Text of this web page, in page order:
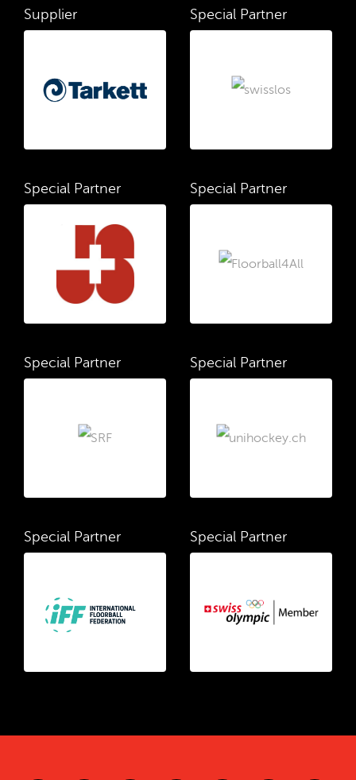
Supplier Special Partner
Special Partner Special Partner
Special Partner Special Partner
Special Partner Special Partner